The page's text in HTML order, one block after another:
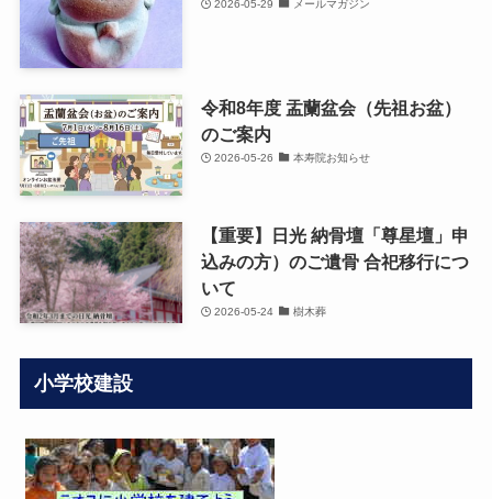
2026-05-29 メールマガジン
令和8年度 盂蘭盆会（先祖お盆）
のご案内
2026-05-26 本寿院お知らせ
【重要】日光 納骨壇「尊星壇」申
込みの方）のご遺骨 合祀移行につ
いて
2026-05-24 樹木葬
小学校建設